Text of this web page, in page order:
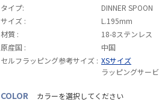
タイプ:
DINNER SPOON
サイズ :
L.195mm
材質 :
18-8ステンレス
原産国 :
中国
セルフラッピング参考サイズ : XSサイズ
ラッピングサー
COLOR カラーを選択してください